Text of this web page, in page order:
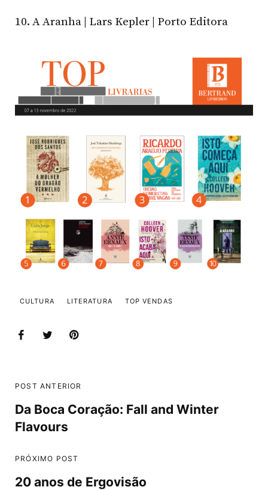
10. A Aranha | Lars Kepler | Porto Editora
CULTURA LITERATURA TOP VENDAS
POST ANTERIOR
Da Boca Coração: Fall and Winter
Flavours
PRÓXIMO POST
20 anos de Ergovisão